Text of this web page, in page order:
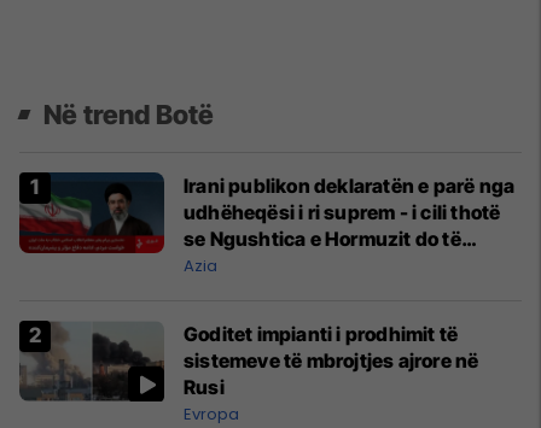
Në trend Botë
Irani publikon deklaratën e parë nga
udhëheqësi i ri suprem - i cili thotë
se Ngushtica e Hormuzit do të
mbetet e mbyllur
Azia
Goditet impianti i prodhimit të
sistemeve të mbrojtjes ajrore në
Rusi
Evropa